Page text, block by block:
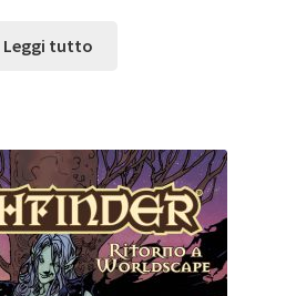
Leggi tutto